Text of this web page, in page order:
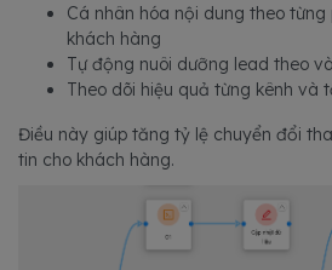
Cá nhân hóa nội dung theo
khách hàng
Tự động nuôi dưỡng lead theo
Theo dõi hiệu quả từng kênh và
Điều này giúp tăng tỷ lệ chuyển đổi
tin cho khách hàng.